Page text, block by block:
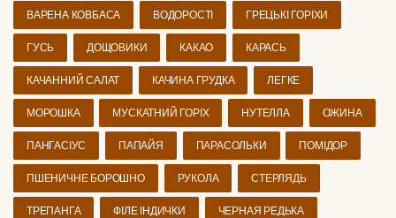
ВАРЕНА КОВБАСА ВОДОРОСТІ ГРЕЦЬКІ ГОРІХИ
ГУСЬ ДОЩОВИКИ КАКАО КАРАСЬ
КАЧАННИЙ САЛАТ КАЧИНА ГРУДКА ЛЕГКЕ
МОРОШКА МУСКАТНИЙ ГОРІХ НУТЕЛЛА ОЖИНА
ПАНГАСІУС ПАПАЙЯ ПАРАСОЛЬКИ ПОМІДОР
ПШЕНИЧНЕ БОРОШНО РУКОЛА СТЕРЛЯДЬ
ТРЕПАНГА ФІЛЕ ІНДИЧКИ ЧЕРНАЯ РЕДЬКА